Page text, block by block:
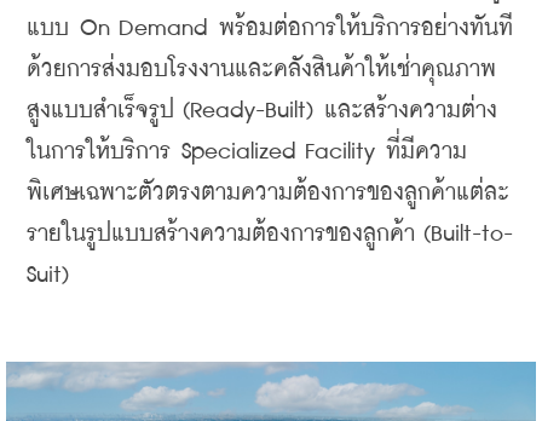
แบบ On Demand พร้อมต่อการให้บริการอย่างทันที
ด้วยการส่งมอบโรงงานและคลังสินค้าให้เช่าคุณภาพ
สูงแบบสำเร็จรูป (Ready-Built) และสร้างความต่าง
ในการให้บริการ Specialized Facility ที่มีความ
พิเศษเฉพาะตัวตรงตามความต้องการของลูกค้าแต่ละ
รายในรูปแบบสร้างความต้องการของลูกค้า (Built-to-
Suit)